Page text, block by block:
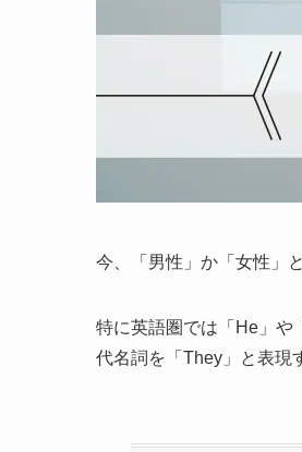
今、「男性」か「女性」
特に英語圏では「He」や
代名詞を「They」と表現